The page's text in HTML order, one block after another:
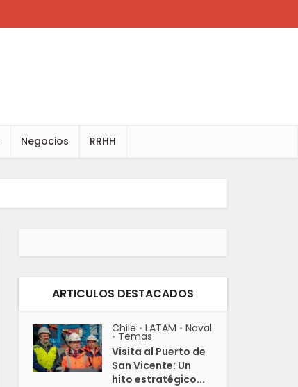
Negocios RRHH
ARTICULOS DESTACADOS
Chile • LATAM • Naval
• Temas
Visita al Puerto de
San Vicente: Un
hito estratégico...